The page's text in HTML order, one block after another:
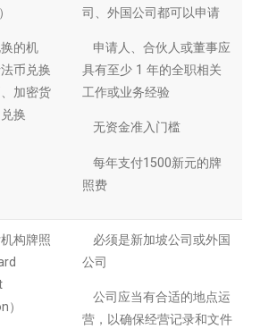
的机
币兑换
加密货
换
司、外国公司都可以申请
 申请人、合伙人或董事应
具有至少 1 年的全职相关
工作或业务经验
 无资金准入门槛
 每年支付1500新元的牌
照费
构牌照
 必须是新加坡公司或外国
公司
 公司应当有合适的地点运
营，以确保经营记录和文件